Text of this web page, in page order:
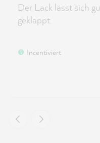
Der Lack lässt sich
geklappt.
Incentiviert